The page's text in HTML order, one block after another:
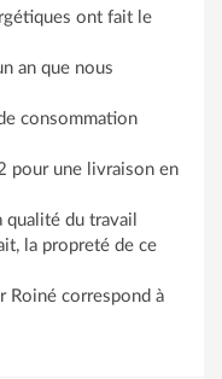
ont fait le
an que nous
consommation
pour une livraison en
qualité du travail
la propreté de ce
Roiné correspond à